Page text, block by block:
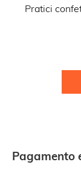
Pratici
Pagamento